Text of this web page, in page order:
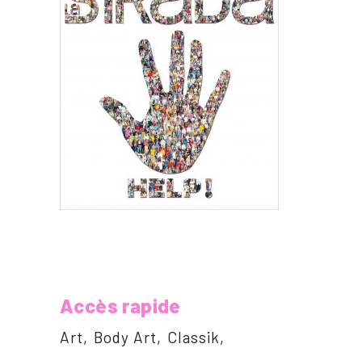
Accès rapide
Art Body Art
Classik